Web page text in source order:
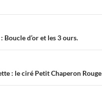
d’or et les 3 ours.
: le ciré Petit Chaperon Rouge